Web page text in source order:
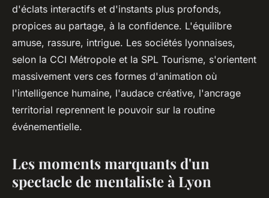
d'éclats interactifs et d'instants plus profonds,
propices au partage, à la confidence. L'équilibre
amuse, rassure, intrigue. Les sociétés lyonnaises,
selon la CCI Métropole et la SPL Tourisme, s'orientent
massivement vers ces formes d'animation où
l'intelligence humaine, l'audace créative, l'ancrage
territorial reprennent le pouvoir sur la routine
événementielle.
Les moments marquants d'un
spectacle de mentaliste à Lyon